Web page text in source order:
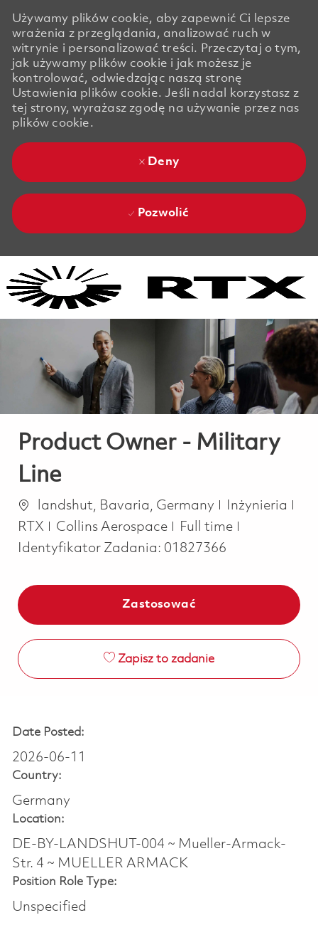
Używamy plików cookie, aby zapewnić Ci lepsze
wrażenia z przeglądania, analizować ruch w
witrynie i personalizować treści. Przeczytaj o tym,
jak używamy plików cookie i jak możesz je
kontrolować, odwiedzając naszą stronę
Ustawienia plików cookie. Jeśli nadal korzystasz z
tej strony, wyrażasz zgodę na używanie przez nas
plików cookie.
Deny
Pozwolić
Product Owner - Military
Line
Lokalizacja
landshut, Bavaria, Germany Kategoria
Inżynieria
RTX
Collins Aerospace Job Type
Full time
Identyfikator Zadania: 01827366
Zastosować
Zapisz to zadanie
Date Posted:
2026-06-11
Country:
Germany
Location:
DE-BY-LANDSHUT-004 ~ Mueller-Armack-
Str. 4 ~ MUELLER ARMACK
Position Role Type:
Unspecified